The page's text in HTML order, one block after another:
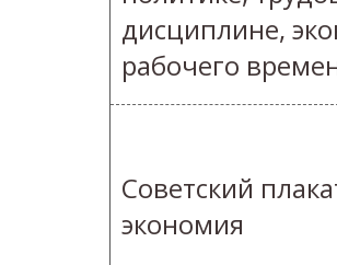
дисциплине,
рабочего
Советский
экономия